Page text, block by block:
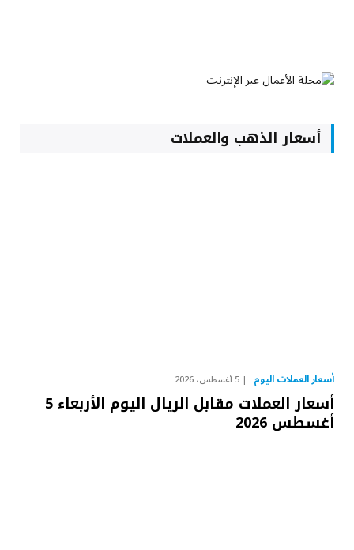
أسعار الذهب والعملات
أسعار العملات اليوم 5 أغسطس، 2026
أسعار العملات مقابل الريال اليوم الأربعاء 5
أغسطس 2026